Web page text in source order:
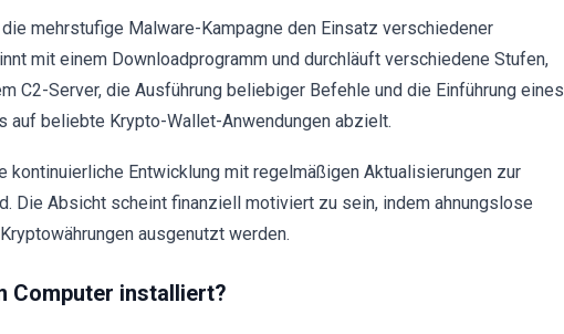
mehrstufige Malware-Kampagne den Einsatz verschiedener
mit einem Downloadprogramm und durchläuft verschiedene Stufen,
C2-Server, die Ausführung beliebiger Befehle und die Einführung eines
auf beliebte Krypto-Wallet-Anwendungen abzielt.
kontinuierliche Entwicklung mit regelmäßigen Aktualisierungen zur
Die Absicht scheint finanziell motiviert zu sein, indem ahnungslose
ausgenutzt werden.
Computer installiert?